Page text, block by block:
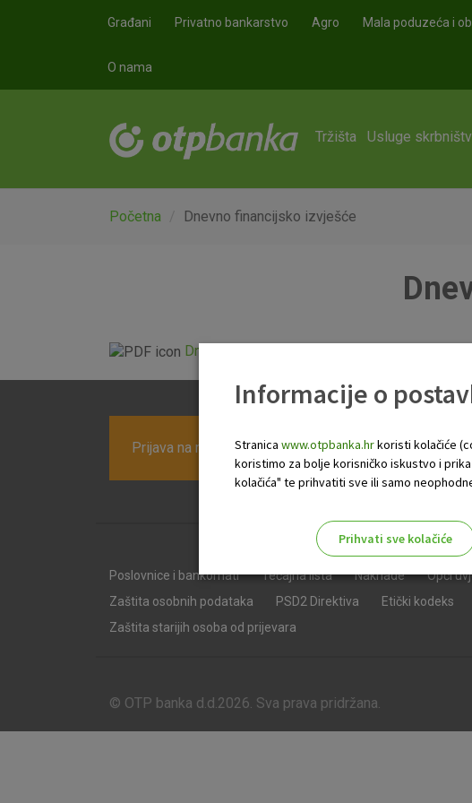
Građani Privatno bankarstvo Agro Mala poduzeća i
O nama
Tržišta Usluge
Početna Dnevno financijsko izvješće
Dnevno financijsko izvješće.pdf
Prijava na newsletter OTP banke
Poslovnice i bankomati Tečajna lista Naknade Opći
Zaštita osobnih podataka
PSD2 Direktiva Etički kodeks
Zaštita starijih osoba od prijevara
© OTP banka d.d.2026. Sva prava pridržana.
Informacije o
Stranica www.otpbanka.hrkoristi kolačiće
koristimo za bolje korisničko iskustvo i
kolačića" te prihvatiti sve ili samo
Prihvati sve kolačiće